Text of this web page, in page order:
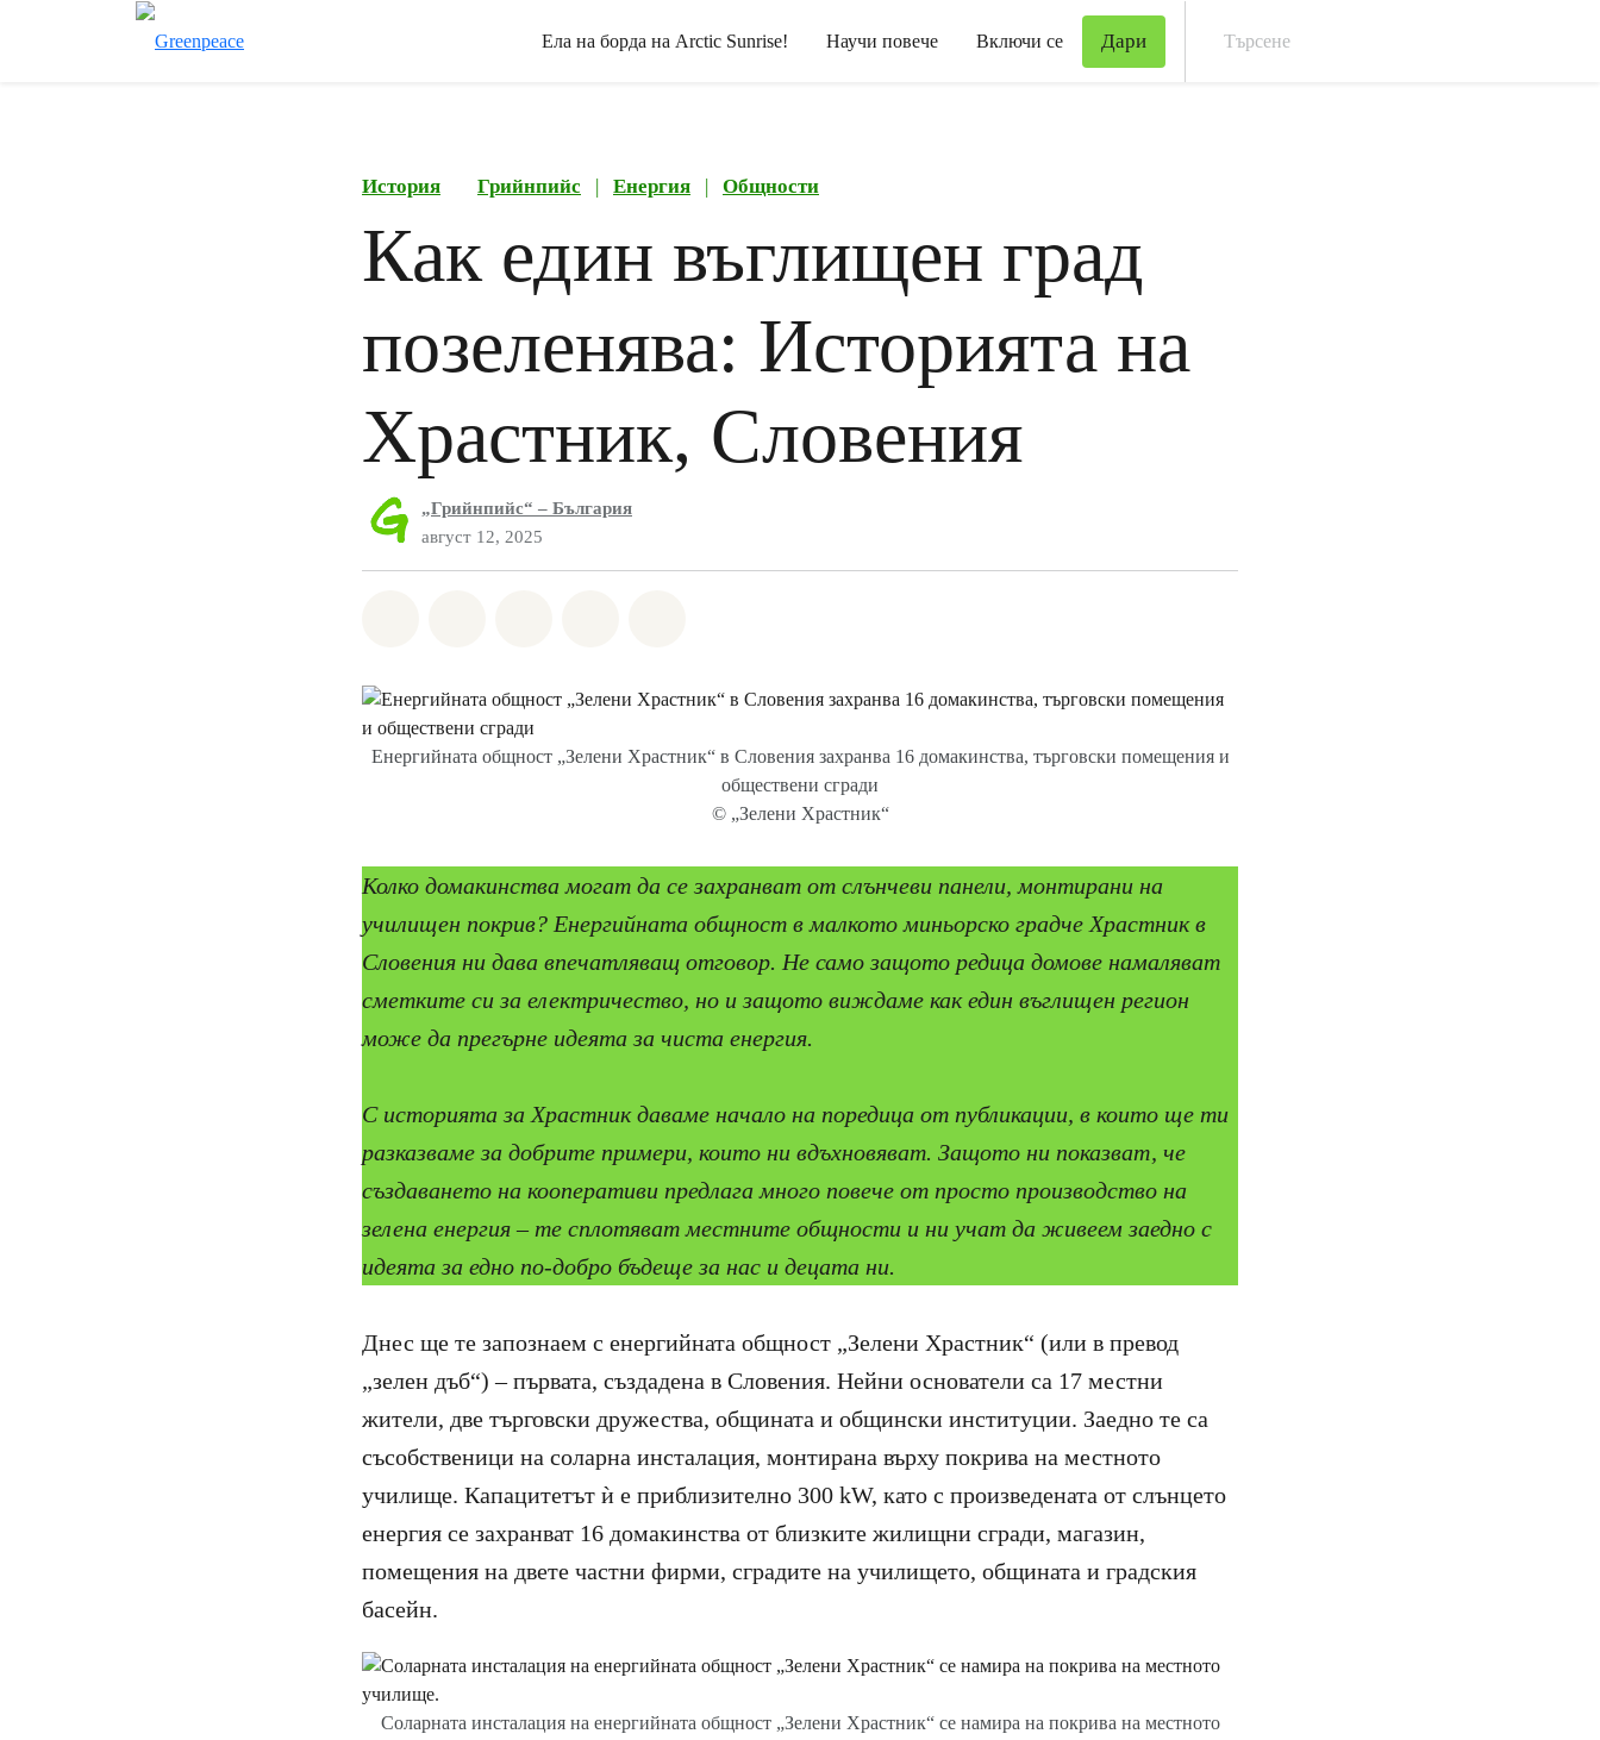
Ела на борда на Arctic Sunrise! Научи повече Включи се Дари
История Грийнпийс | Енергия | Общности
Как един въглищен град
позеленява: Историята на
Храстник, Словения
„Грийнпийс“ – България
август 12, 2025
Енергийната общност „Зелени Храстник“ в Словения захранва 16 домакинства, търговски помещения и
обществени сгради
© „Зелени Храстник“
Колко домакинства могат да се захранват от слънчеви панели, монтирани на
училищен покрив? Енергийната общност в малкото миньорско градче Храстник в
Словения ни дава впечатляващ отговор. Не само защото редица домове намаляват
сметките си за електричество, но и защото виждаме как един въглищен регион
може да прегърне идеята за чиста енергия.
С историята за Храстник даваме начало на поредица от публикации, в които ще ти
разказваме за добрите примери, които ни вдъхновяват. Защото ни показват, че
създаването на кооперативи предлага много повече от просто производство на
зелена енергия – те сплотяват местните общности и ни учат да живеем заедно с
идеята за едно по-добро бъдеще за нас и децата ни.
Днес ще те запознаем с енергийната общност „Зелени Храстник“ (или в превод
„зелен дъб“) – първата, създадена в Словения. Нейни основатели са 17 местни
жители, две търговски дружества, общината и общински институции. Заедно те са
съсобственици на соларна инсталация, монтирана върху покрива на местното
училище. Капацитетът ѝ е приблизително 300 kW, като с произведената от слънцето
енергия се захранват 16 домакинства от близките жилищни сгради, магазин,
помещения на двете частни фирми, сградите на училището, общината и градския
басейн.
Соларната инсталация на енергийната общност „Зелени Храстник“ се намира на покрива на местното